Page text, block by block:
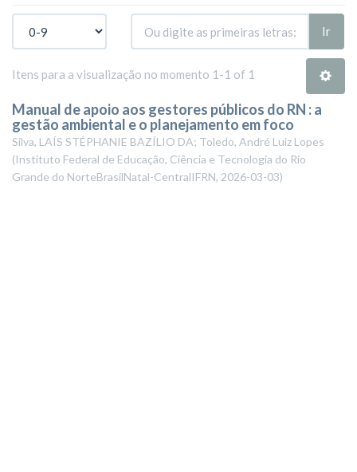
Ir
Itens para a visualização no momento 1-1 of 1
Manual de apoio aos gestores públicos do RN : a
gestão ambiental e o planejamento em foco
Silva, LAÍS STÉPHANIE BAZÍLIO DA; Toledo, André Luiz Lopes
(Instituto Federal de Educação, Ciência e Tecnologia do Rio
Grande do NorteBrasilNatal-CentralIFRN, 2026-03-03)